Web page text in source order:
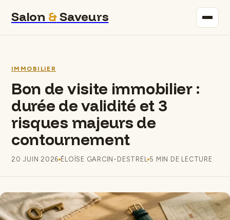
Salon &Saveurs
Gastronomie
Bricolage
Déco
IMMOBILIER
Bon de visite immobilier :
durée de validité et 3
risques majeurs de
contournement
20 JUIN 2026·ÉLOÏSE GARCIN-DESTREL·5 MIN DE LECTURE